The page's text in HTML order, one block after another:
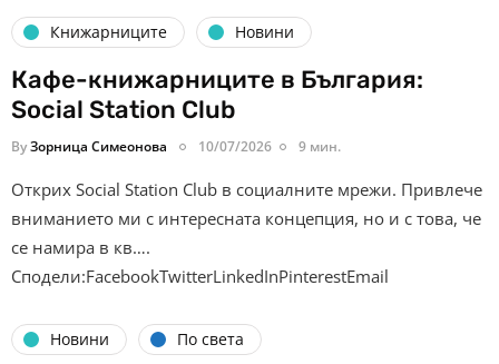
Книжарниците Новини
Кафе-книжарниците в България:
Social Station Club
ByЗорница Симеонова 10/07/2026 9 мин.
Открих Social Station Club в социалните мрежи. Привлече
вниманието ми с интересната концепция, но и с това, че
се намира в кв….
Сподели:FacebookTwitterLinkedInPinterestEmail
Новини По света